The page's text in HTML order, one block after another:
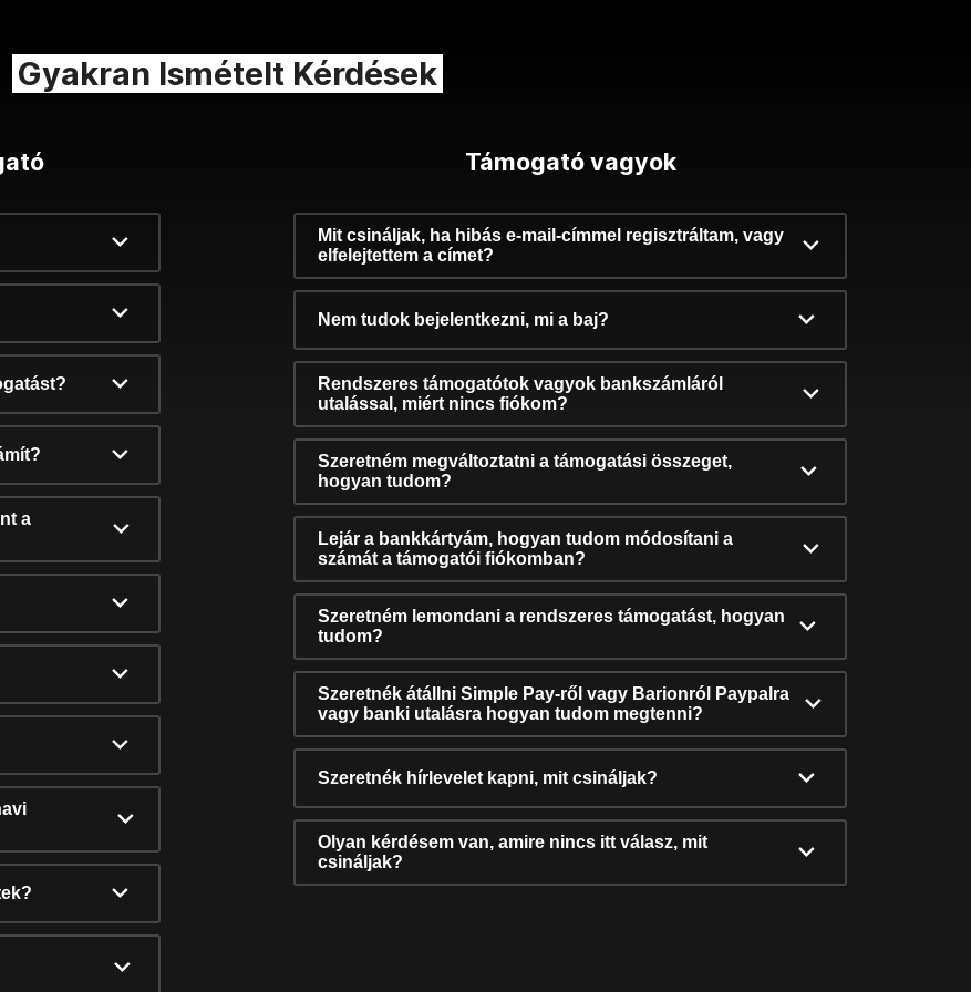
Gyakran Ismételt Kérdések
a
Támogató vagyok
Mit csináljak, ha hibás e-mail-címmel regisztráltam, vagy
elfelejtettem a címet?
Nem tudok bejelentkezni, mi a baj?
Rendszeres támogatótok vagyok bankszámláról
utalással, miért nincs fiókom?
Szeretném megváltoztatni a támogatási összeget,
hogyan tudom?
Lejár a bankkártyám, hogyan tudom módosítani a
számát a támogatói fiókomban?
Szeretném lemondani a rendszeres támogatást, hogyan
tudom?
Szeretnék átállni Simple Pay-ről vagy Barionról Paypalra
vagy banki utalásra hogyan tudom megtenni?
Szeretnék hírlevelet kapni, mit csináljak?
Olyan kérdésem van, amire nincs itt válasz, mit
csináljak?